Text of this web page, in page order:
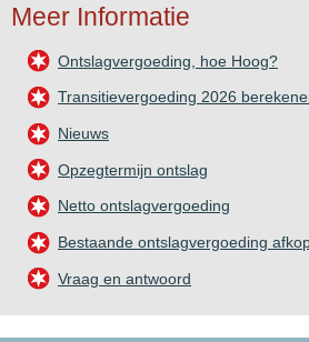
Meer Informatie
Ontslagvergoeding, hoe Hoog?
Transitievergoeding 2026
Nieuws
Opzegtermijn ontslag
Netto ontslagvergoeding
Bestaande ontslagvergoeding
Vraag en antwoord